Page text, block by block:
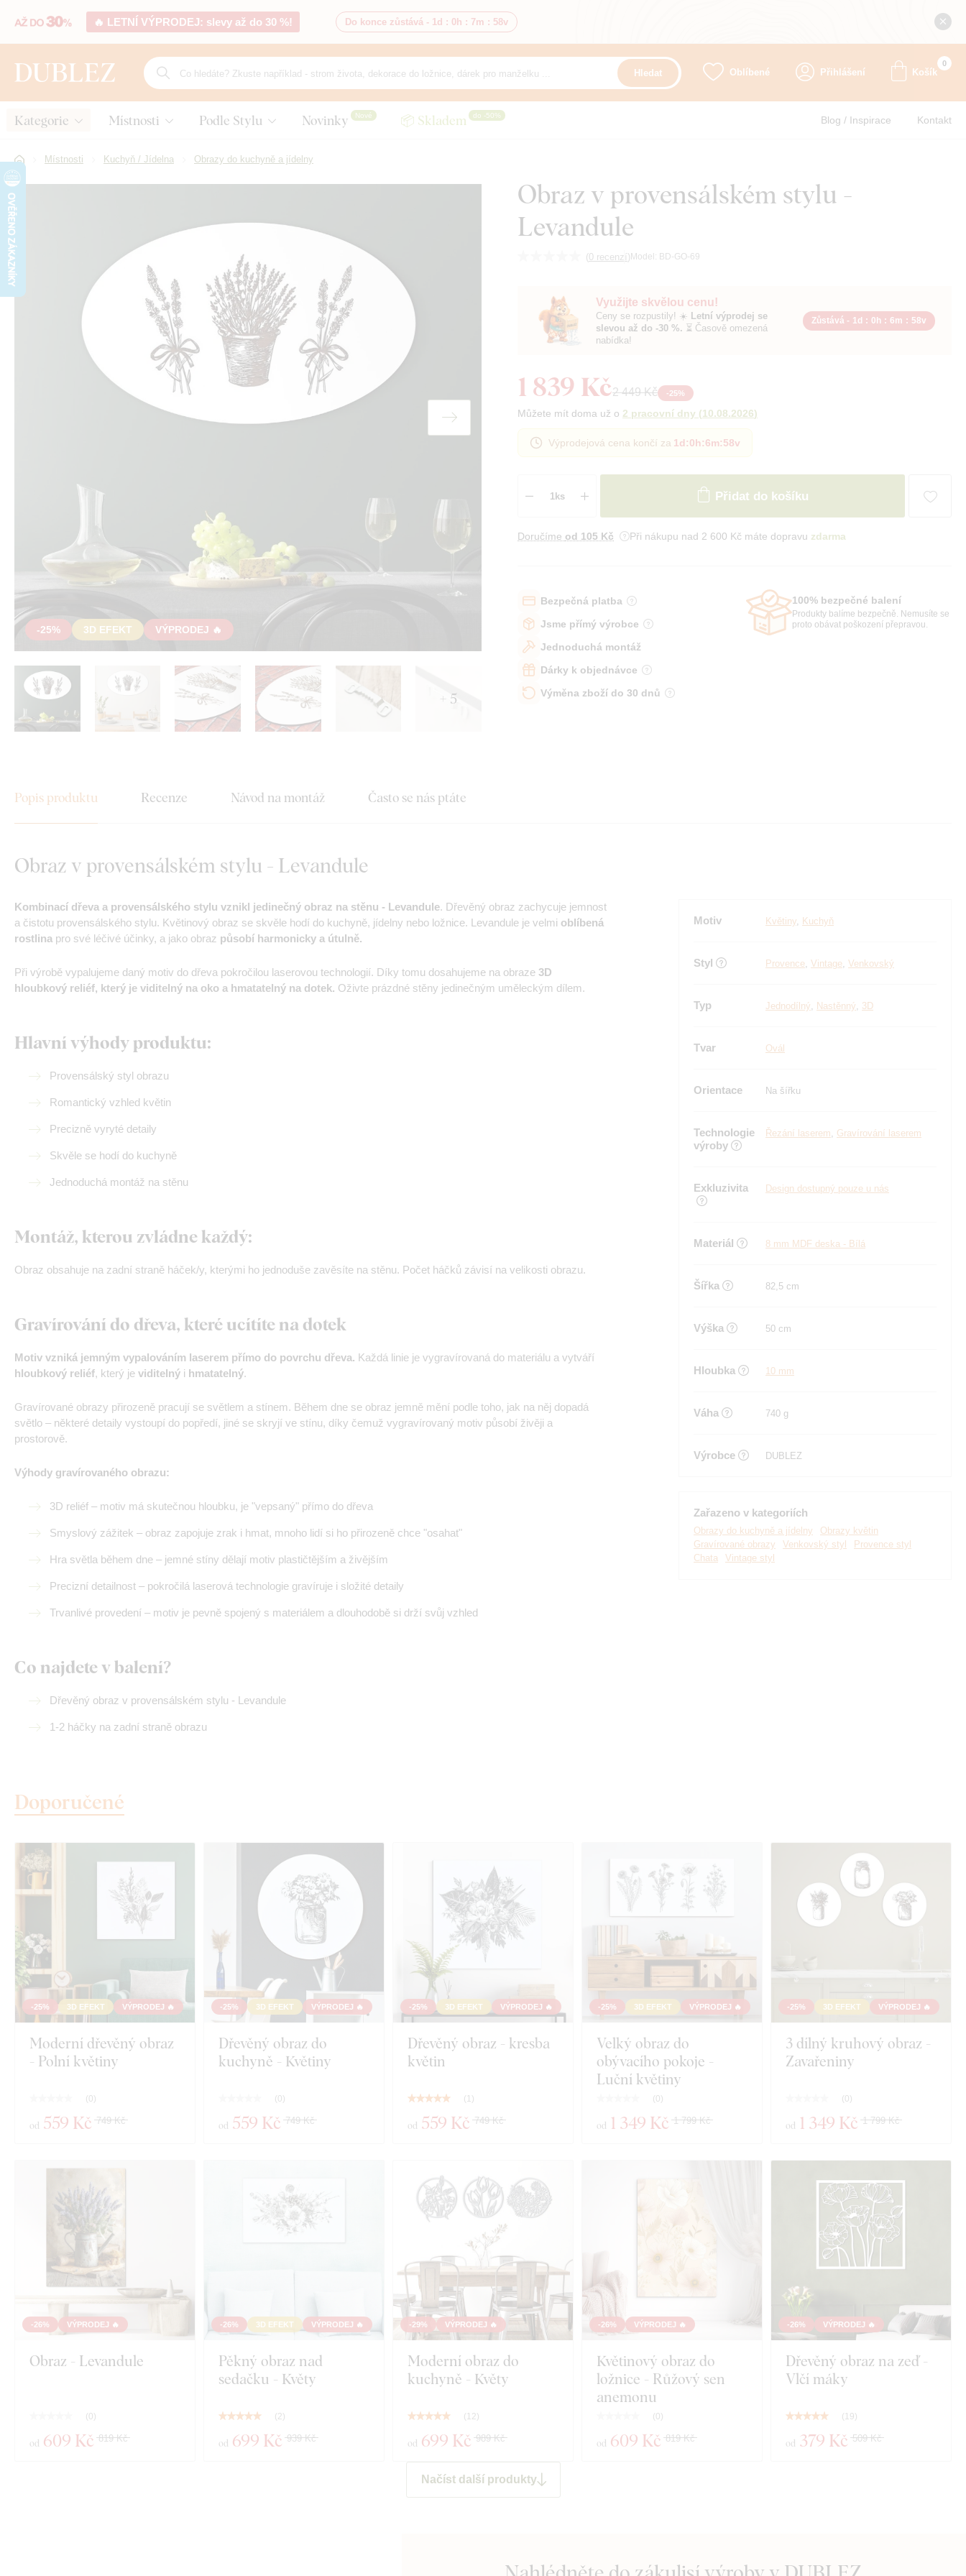
🔥 LETNÍ VÝPRODEJ: slevy až do 30 %! Do konce zůstává - 1d : 0h : 7m : 57v
Hledat Oblíbené Přihlášení Košík
0
Kategorie Místnosti Podle Stylu Novinky Nové 📦 Skladem do -50% Blog / Inspirace Kontakt
Místnosti Kuchyň / Jídelna Obrazy do kuchyně a jídelny
Obraz v provensálském stylu -
Levandule
(0 recenzí) Model: BD-GO-69
-25% 3D EFEKT VÝPRODEJ 🔥
+ 5
Využijte skvělou cenu!
Ceny se rozpustily! ☀️ Letní výprodej se
slevou až do -30 %. ⏳ Časově omezená
nabídka!
Zůstává - 1d : 0h : 6m : 57v
1 839 Kč2 449 Kč -25%
Můžete mít doma už o 2 pracovní dny (10.08.2026)
Výprodejová cena končí za 1d:0h:6m:57v
Přidat do košíku
Doručíme od 105 Kč Při nákupu nad 2 600 Kč máte dopravu zdarma
Bezpečná platba
Jsme přímý výrobce
Jednoduchá montáž
Dárky k objednávce
Výměna zboží do 30 dnů
100% bezpečné balení
Produkty balíme bezpečně. Nemusíte se
proto obávat poškození přepravou.
Popis produktu Recenze Návod na montáž Často se nás ptáte
Obraz v provensálském stylu - Levandule
Kombinací dřeva a provensálského stylu vznikl jedinečný obraz na stěnu - Levandule. Dřevěný obraz zachycuje jemnost
a čistotu provensálského stylu. Květinový obraz se skvěle hodí do kuchyně, jídelny nebo ložnice. Levandule je velmi oblíbená
rostlina pro své léčivé účinky, a jako obraz působí harmonicky a útulně.
Při výrobě vypalujeme daný motiv do dřeva pokročilou laserovou technologií. Díky tomu dosahujeme na obraze 3D
hloubkový reliéf, který je viditelný na oko a hmatatelný na dotek. Oživte prázdné stěny jedinečným uměleckým dílem.
Hlavní výhody produktu:
Provensálský styl obrazu
Romantický vzhled květin
Precizně vyryté detaily
Skvěle se hodí do kuchyně
Jednoduchá montáž na stěnu
Montáž, kterou zvládne každý:
Obraz obsahuje na zadní straně háček/y, kterými ho jednoduše zavěsíte na stěnu. Počet háčků závisí na velikosti obrazu.
Gravírování do dřeva, které ucítíte na dotek
Motiv vzniká jemným vypalováním laserem přímo do povrchu dřeva. Každá linie je vygravírovaná do materiálu a vytváří
hloubkový reliéf, který je viditelný i hmatatelný.
Gravírované obrazy přirozeně pracují se světlem a stínem. Během dne se obraz jemně mění podle toho, jak na něj dopadá
světlo – některé detaily vystoupí do popředí, jiné se skryjí ve stínu, díky čemuž vygravírovaný motiv působí živěji a
prostorově.
Výhody gravírovaného obrazu:
3D reliéf – motiv má skutečnou hloubku, je "vepsaný" přímo do dřeva
Smyslový zážitek – obraz zapojuje zrak i hmat, mnoho lidí si ho přirozeně chce "osahat"
Hra světla během dne – jemné stíny dělají motiv plastičtějším a živějším
Precizní detailnost – pokročilá laserová technologie gravíruje i složité detaily
Trvanlivé provedení – motiv je pevně spojený s materiálem a dlouhodobě si drží svůj vzhled
Co najdete v balení?
Dřevěný obraz v provensálském stylu - Levandule
1-2 háčky na zadní straně obrazu
Motiv Květiny Kuchyň
Styl Provence Vintage Venkovský
Typ Jednodílný Nastěnný 3D
Tvar Ovál
Orientace Na šířku
Technologie
výroby
Řezání laserem Gravírování laserem
Exkluzivita Design dostupný pouze u nás
Materiál 8 mm MDF deska - Bílá
Šířka 82,5 cm
Výška 50 cm
Hloubka 10 mm
Váha 740 g
Výrobce DUBLEZ
Zařazeno v kategoriích
Obrazy do kuchyně a jídelny
Obrazy květin
Gravírované obrazy
Venkovský styl
Provence styl
Chata
Vintage styl
Doporučené
-25% 3D EFEKT VÝPRODEJ 🔥
Moderní dřevěný obraz
- Polní květiny
(0)
od 559 Kč 749 Kč
-25% 3D EFEKT VÝPRODEJ 🔥
Dřevěný obraz do
kuchyně - Květiny
(0)
od 559 Kč 749 Kč
-25% 3D EFEKT VÝPRODEJ 🔥
Dřevěný obraz - kresba
květin
( 1 )
od 559 Kč 749 Kč
-25% 3D EFEKT VÝPRODEJ 🔥
Velký obraz do
obývacího pokoje -
Luční květiny
(0)
od 1 349 Kč 1 799 Kč
-25% 3D EFEKT VÝPRODEJ 🔥
3 dílný kruhový obraz -
Zavařeniny
(0)
od 1 349 Kč 1 799 Kč
-26% VÝPRODEJ 🔥
Obraz - Levandule
(0)
od 609 Kč 819 Kč
-26% 3D EFEKT VÝPRODEJ 🔥
Pěkný obraz nad
sedačku - Květy
(2)
od 699 Kč 939 Kč
-29% VÝPRODEJ 🔥
Moderní obraz do
kuchyně - Květy
( 12)
od 699 Kč 989 Kč
-26% VÝPRODEJ 🔥
Květinový obraz do
ložnice - Růžový sen
anemonu
(0)
od 609 Kč 819 Kč
-26% VÝPRODEJ 🔥
Dřevěný obraz na zeď -
Vlčí máky
( 19)
od 379 Kč 509 Kč
Načíst další produkty